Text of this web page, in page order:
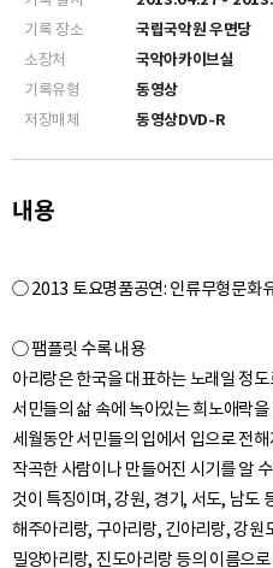
기록 장소
국립국악원 우면당
소장처
국악아카이브실
기록유형
동영상
저장매체
동영상DVD-R
내용
○ 2013 토요명품공연: 인류무형문화
○ 팸플릿 수록 내용
아리랑은 한국을 대표하는 노래일 정
서민들의 삶 속에 녹아있는 희노애락
세월동안 서민들의 입에서 입으로 전
작곡한 사람이나 만들어진 시기를 알
것이 특징이며, 강원, 경기, 서도, 남도
해주아리랑, 구아리랑, 긴아리랑, 강원
밀양아리랑, 진도아리랑 등의 이름으